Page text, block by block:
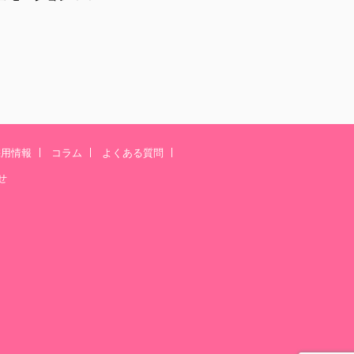
情報 コラム
よくある質問